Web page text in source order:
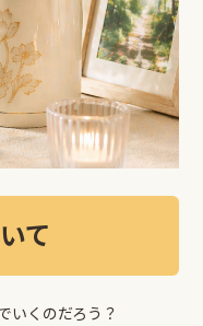
て
いくのだろう？